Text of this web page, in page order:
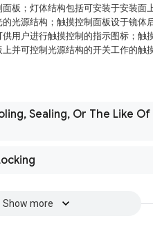
板；灯体结构包括可安装于安装面
光源结构；触摸控制面板设于镜体
用户进行触摸控制的指示图标；触
并可控制光源结构的开关工作的触
Sealing, Or The Like
Show more